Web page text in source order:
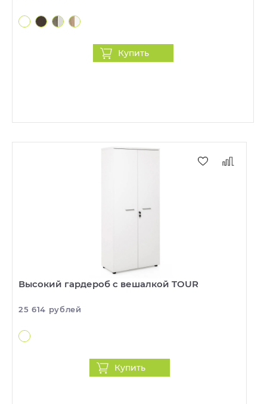
Купить
Высокий гардероб с вешалкой TOUR
25 614 рублей
Купить